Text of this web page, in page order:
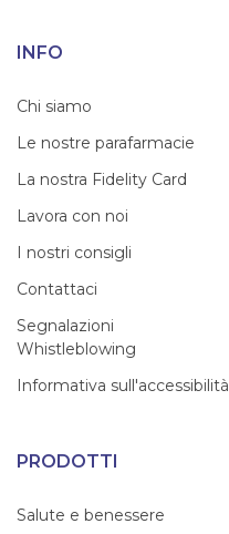
INFO
Chi siamo
Le nostre parafarmacie
La nostra Fidelity Card
Lavora con noi
I nostri consigli
Contattaci
Segnalazioni
Whistleblowing
Informativa sull'accessibilità
PRODOTTI
Salute e benessere